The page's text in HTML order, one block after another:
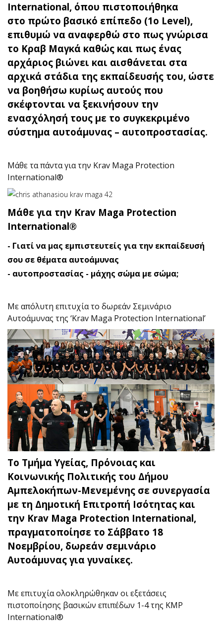
International, όπου πιστοποιήθηκα
στο πρώτο βασικό επίπεδο (1o Level),
επιθυμώ να αναφερθώ στο πως γνώρισα
το Κραβ Μαγκά καθώς και πως ένας
αρχάριος βιώνει και αισθάνεται στα
αρχικά στάδια της εκπαίδευσής του, ώστε
να βοηθήσω κυρίως αυτούς που
σκέφτονται να ξεκινήσουν την
ενασχόλησή τους με το συγκεκριμένο
σύστημα αυτοάμυνας – αυτοπροστασίας.
Μάθε τα πάντα για την Krav Maga Protection
International®
Μάθε για την Krav Maga Protection
International®
- Γιατί να μας εμπιστευτείς για την εκπαίδευσή
σου σε θέματα αυτοάμυνας
- αυτοπροστασίας - μάχης σώμα με σώμα;
Με απόλυτη επιτυχία το δωρεάν Σεμινάριο
Αυτοάμυνας της ‘Krav Maga Protection International’
Το Τμήμα Υγείας, Πρόνοιας και
Κοινωνικής Πολιτικής του Δήμου
Αμπελοκήπων-Μενεμένης σε συνεργασία
με τη Δημοτική Επιτροπή Ισότητας και
την Krav Maga Protection International,
πραγματοποίησε το Σάββατο 18
Νοεμβρίου, δωρεάν σεμινάριο
Αυτοάμυνας για γυναίκες.
Με επιτυχία ολοκληρώθηκαν οι εξετάσεις
πιστοποίησης βασικών επιπέδων 1-4 της KMP
International®